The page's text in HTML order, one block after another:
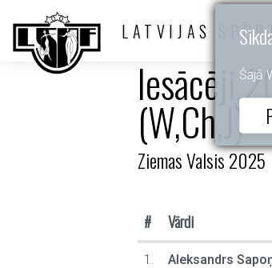
Šajā
LATVIJAS
Iesācēji
(W,Ch,J)
Ziemas Valsis 2025
# Vārdi
1. Aleksandrs